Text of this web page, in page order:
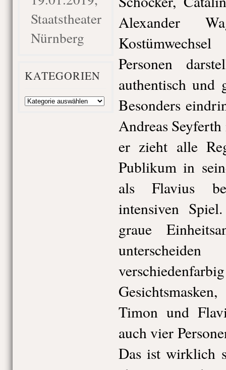
Staatstheater
Nürnberg
KATEGORIEN
Kategorien
Alexander
Personen
authentisch und
Besonders
Andreas
er zieht alle
Publikum in
als Flavius
intensiven
graue
Timon und
auch vier
Das ist wirklich